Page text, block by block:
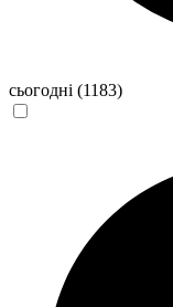
сьогодні (1183)